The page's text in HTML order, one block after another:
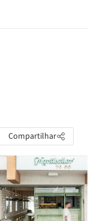
Compartilhar